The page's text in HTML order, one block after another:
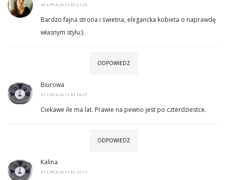
30 LIPCA 2013 AT 21:20
Bardzo fajna strona i świetna, elegancka kobieta o naprawdę
własnym stylu:).
ODPOWIEDZ
Biurowa
31 LIPCA 2013 AT 10:27
Ciekawe ile ma lat. Prawie na pewno jest po czterdziestce.
ODPOWIEDZ
Kalina
27 LIPCA 2013 AT 22:17